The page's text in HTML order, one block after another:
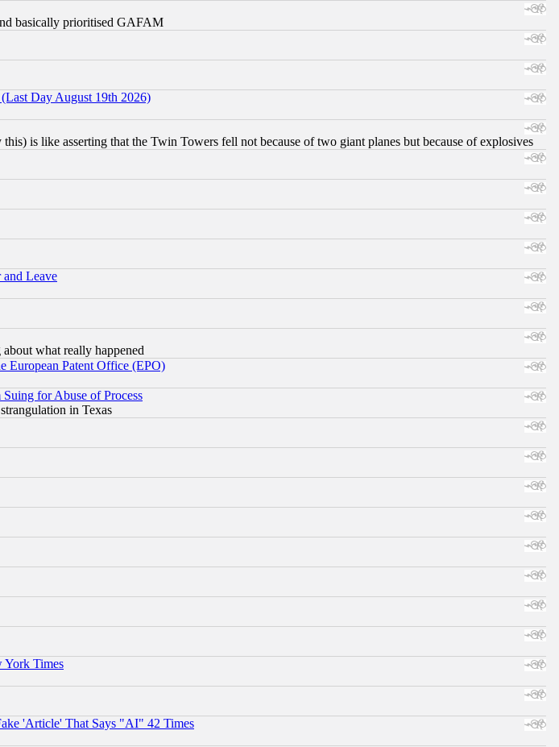
basically prioritised GAFAM
Day August 19th 2026)
is like asserting that the Twin Towers fell not because of two giant planes but because of explosives
Leave
what really happened
European Patent Office (EPO)
for Abuse of Process
in Texas
York Times
'Article' That Says "AI" 42 Times